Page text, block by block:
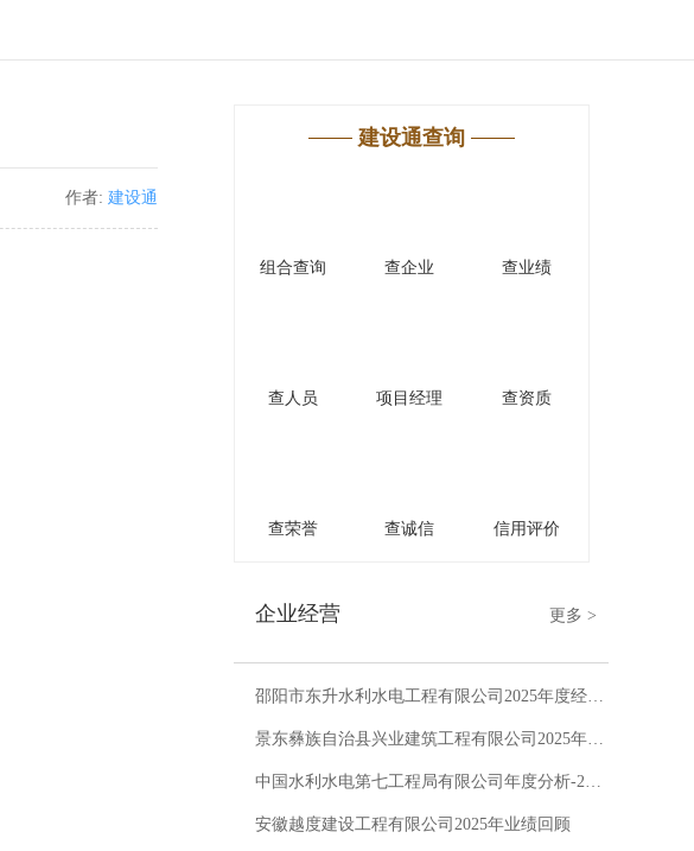
作者: 建设通
建设通查询
组合查询 查企业 查业绩
查人员 项目经理 查资质
查荣誉 查诚信 信用评价
企业经营 更多 >
邵阳市东升水利水电工程有限公司2025年度经营报告
景东彝族自治县兴业建筑工程有限公司2025年度经营概览
中国水利水电第七工程局有限公司年度分析-2025
安徽越度建设工程有限公司2025年业绩回顾